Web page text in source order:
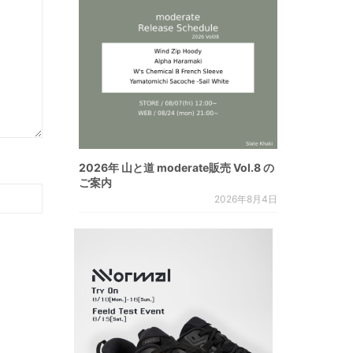
2026年 山と道 moderate販売 Vol.8 の
ご案内
2026年8月4日